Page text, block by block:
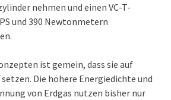
nehmen und einen VC-T-
und 390 Newtonmetern
ist gemein, dass sie auf
Die höhere Energiedichte und
von Erdgas nutzen bisher nur